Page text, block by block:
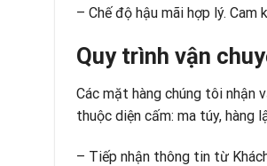
– Chế độ hậu mãi hợp lý.
Quy trình vận
Các mặt hàng chúng tôi nhận
thuộc diện cấm: ma túy, hàng
– Tiếp nhận thông tin từ